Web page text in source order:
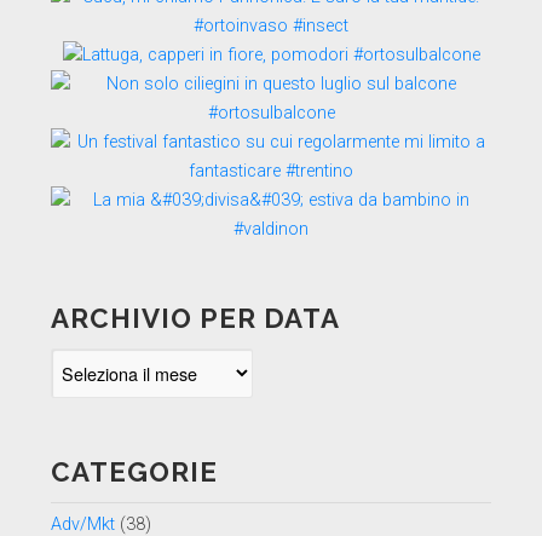
ARCHIVIO PER DATA
CATEGORIE
Adv/Mkt(38)